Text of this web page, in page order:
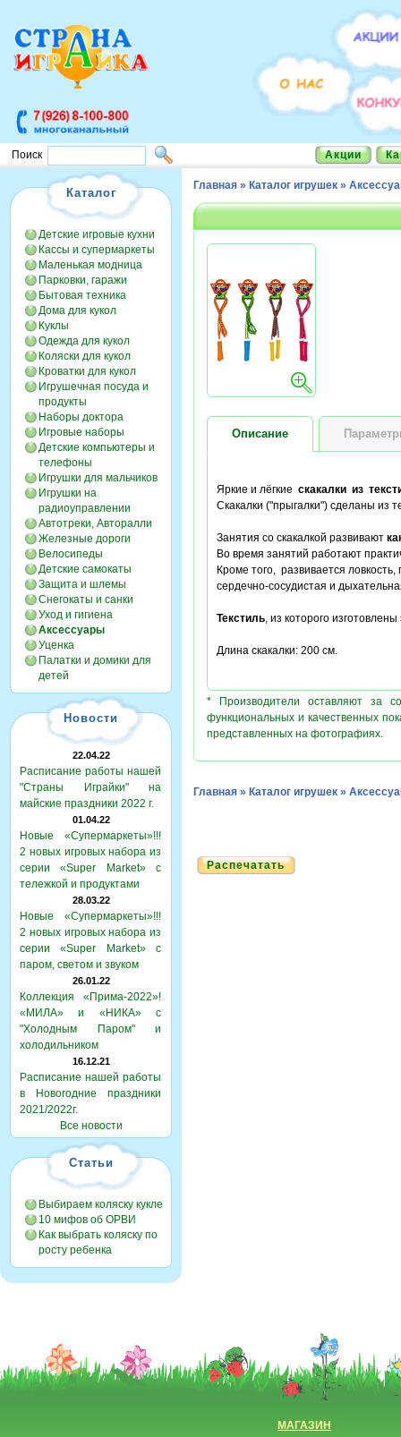
Поиск Акции
Каталог
Детские игровые кухни
Кассы и супермаркеты
Маленькая модница
Парковки, гаражи
Бытовая техника
Дома для кукол
Куклы
Одежда для кукол
Коляски для кукол
Кроватки для кукол
Игрушечная посуда и
продукты
Наборы доктора
Игровые наборы
Детские компьютеры и
телефоны
Игрушки для мальчиков
Игрушки на
радиоуправлении
Автотреки, Авторалли
Железные дороги
Велосипеды
Детские самокаты
Защита и шлемы
Снегокаты и санки
Уход и гигиена
Аксессуары
Уценка
Палатки и домики для
детей
Новости
22.04.22
Расписание работы нашей
"Страны Играйки" на
майские праздники 2022 г.
01.04.22
Новые «Супермаркеты»!!!
2 новых игровых набора из
серии «Super Market» с
тележкой и продуктами
28.03.22
Новые «Супермаркеты»!!!
2 новых игровых набора из
серии «Super Market» с
паром, светом и звуком
26.01.22
Коллекция «Прима-2022»!
«МИЛА» и «НИКА» с
"Холодным Паром" и
холодильником
16.12.21
Расписание нашей работы
в Новогодние праздники
2021/2022г.
Все новости
Статьи
Выбираем коляску кукле
10 мифов об ОРВИ
Как выбрать коляску по
росту ребенка
Главная » Каталог игрушек »
Описание
Яркие и лёгкие скакалки из
Скакалки ("прыгалки") сделаны из
Занятия со скакалкой развивают
Во время занятий работают
Кроме того, развивается
сердечно-сосудистая и
Текстиль, из которого
Длина скакалки: 200 см.
* Производители оставляют за
функциональных и качественных
представленных на фотографиях.
Главная » Каталог игрушек »
Распечатать
МАГАЗИН